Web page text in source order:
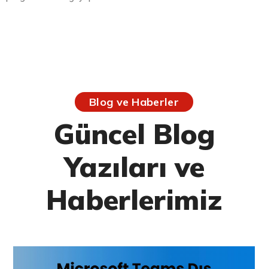
Blog ve Haberler
Güncel Blog
Yazıları ve
Haberlerimiz